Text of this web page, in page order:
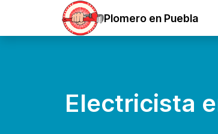
Plomero en Puebla
Electricista